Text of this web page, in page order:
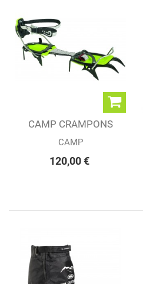
CAMP CRAMPONS
ASCENT...
CAMP
120,00 €